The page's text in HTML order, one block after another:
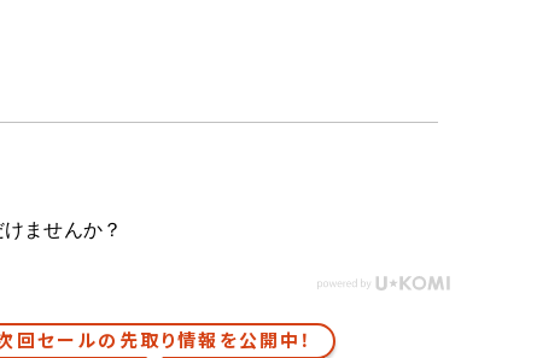
ませんか？
回セールの先取り情報を公開中！